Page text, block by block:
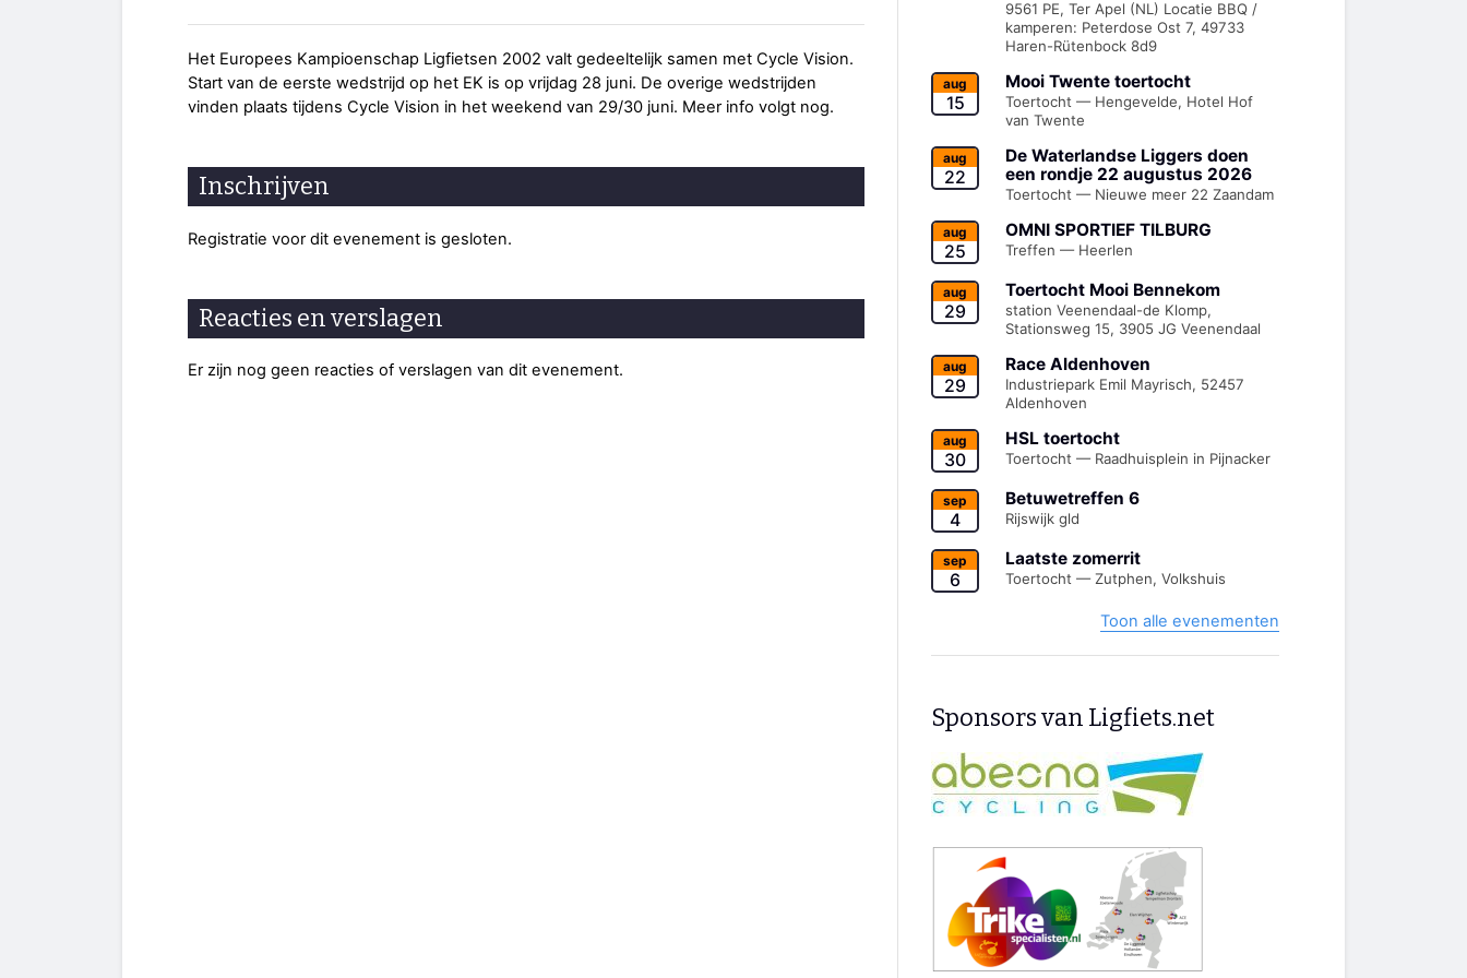
Het Europees Kampioenschap Ligfietsen 2002 valt gedeeltelijk samen met Cycle Vision.
Start van de eerste wedstrijd op het EK is op vrijdag 28 juni. De overige wedstrijden
vinden plaats tijdens Cycle Vision in het weekend van 29/30 juni. Meer info volgt nog.
Inschrijven
Registratie voor dit evenement is gesloten.
Reacties en verslagen
Er zijn nog geen reacties of verslagen van dit evenement.
9561 PE, Ter Apel (NL) Locatie BBQ /
kamperen: Peterdose Ost 7, 49733
Haren-Rütenbock 8d9
aug
15
Mooi Twente toertocht
Toertocht — Hengevelde, Hotel Hof
van Twente
aug
22
De Waterlandse Liggers doen
een rondje 22 augustus 2026
Toertocht — Nieuwe meer 22 Zaandam
aug
25
OMNI SPORTIEF TILBURG
Treffen — Heerlen
aug
29
Toertocht Mooi Bennekom
station Veenendaal-de Klomp,
Stationsweg 15, 3905 JG Veenendaal
aug
29
Race Aldenhoven
Industriepark Emil Mayrisch, 52457
Aldenhoven
aug
30
HSL toertocht
Toertocht — Raadhuisplein in Pijnacker
sep
4
Betuwetreffen 6
Rijswijk gld
sep
6
Laatste zomerrit
Toertocht — Zutphen, Volkshuis
Toon alle evenementen
Sponsors van Ligfiets.net